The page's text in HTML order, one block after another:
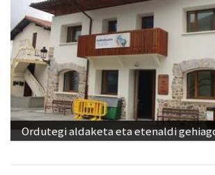
Ordutegi aldaketa eta etenaldi